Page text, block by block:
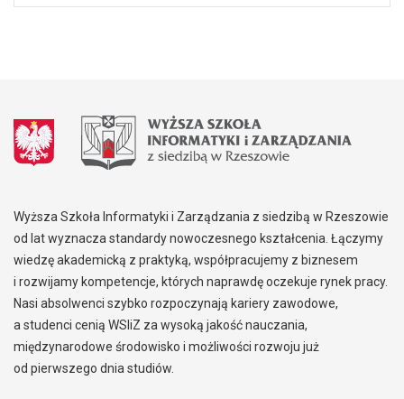
Wyższa Szkoła Informatyki i Zarządzania z siedzibą w Rzeszowie
od lat wyznacza standardy nowoczesnego kształcenia. Łączymy
wiedzę akademicką z praktyką, współpracujemy z biznesem
i rozwijamy kompetencje, których naprawdę oczekuje rynek pracy.
Nasi absolwenci szybko rozpoczynają kariery zawodowe,
a studenci cenią WSIiZ za wysoką jakość nauczania,
międzynarodowe środowisko i możliwości rozwoju już
od pierwszego dnia studiów.